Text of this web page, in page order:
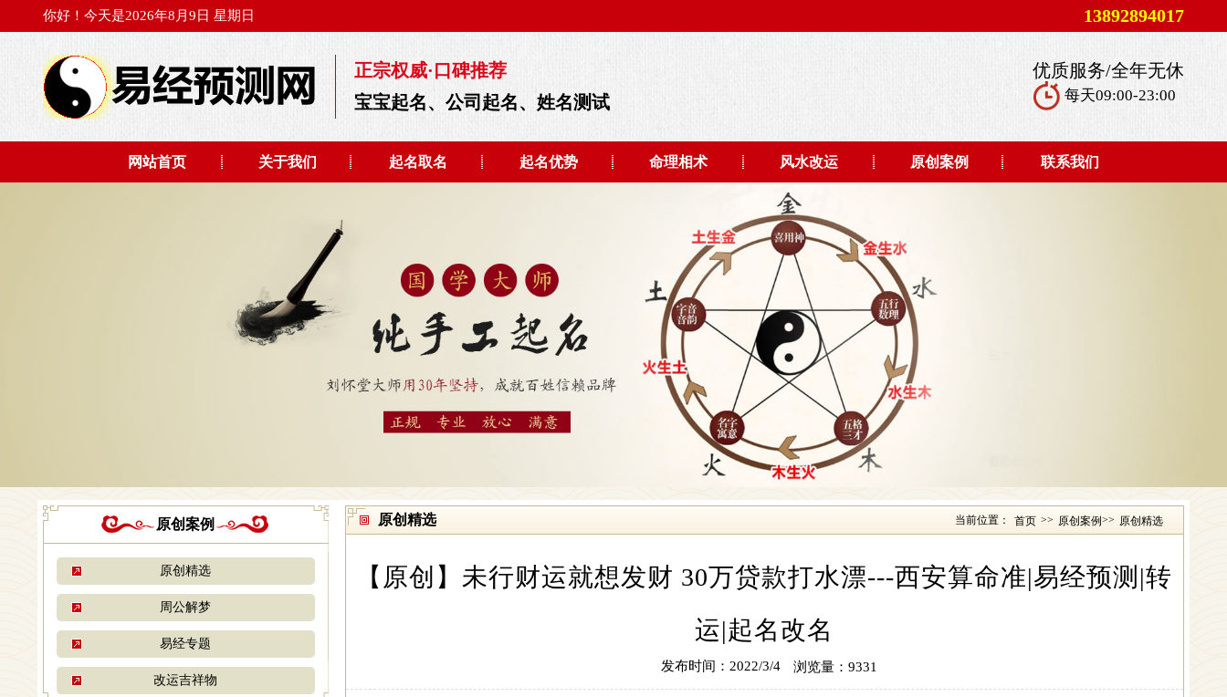
你好！今天是2026年8月9日 星期日 13892894017
正宗权威·口碑推荐
宝宝起名、公司起名、姓名测试
优质服务/全年无休
每天09:00-23:00
网站首页 关于我们 起名取名 起名优势 命理相术 风水改运 原创案例 联系我们
原创案例
原创精选
周公解梦
易经专题
改运吉祥物
原创精选 当前位置： 首页 >> 原创案例>> 原创精选
【原创】未行财运就想发财 30万贷款打水漂---西安算命准|易经预测|转
运|起名改名
发布时间：2022/3/4 浏览量：9331